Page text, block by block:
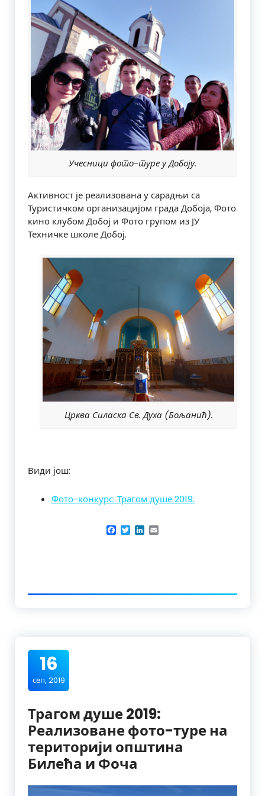
Учесници фото-туре у Добоју.
Активност је реализована у сарадњи са
Туристичком организацијом града Добоја, Фото
кино клубом Добој и Фото групом из ЈУ
Техничке школе Добој.
Црква Силаска Св. Духа (Бољанић).
Види још:
Фото-конкурс: Трагом душе 2019.
Facebook
TwitterLinkedIn
16
сеп, 2019
Трагом душе 2019:
Реализоване фото-туре на
територији општина
Билећа и Фоча